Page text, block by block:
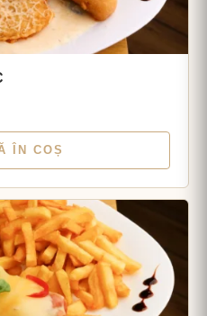
ÎN COȘ